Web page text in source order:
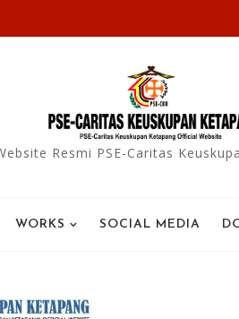
Resmi PSE-Caritas
WORKS SOCIAL MEDIA